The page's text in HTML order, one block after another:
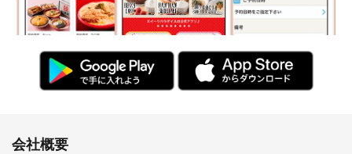
会社概要